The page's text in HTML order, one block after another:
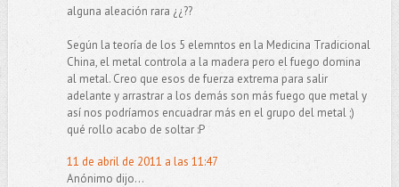
alguna aleación rara ¿¿??
Según la teoría de los 5 elemntos en la Medicina Tradicional
China, el metal controla a la madera pero el fuego domina
al metal. Creo que esos de fuerza extrema para salir
adelante y arrastrar a los demás son más fuego que metal y
así nos podríamos encuadrar más en el grupo del metal ;)
qué rollo acabo de soltar :P
11 de abril de 2011 a las 11:47
Anónimo dijo...